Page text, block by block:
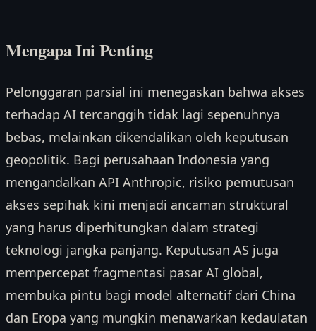
Mengapa Ini Penting
Pelonggaran parsial ini menegaskan bahwa akses
terhadap AI tercanggih tidak lagi sepenuhnya
bebas, melainkan dikendalikan oleh keputusan
geopolitik. Bagi perusahaan Indonesia yang
mengandalkan API Anthropic, risiko pemutusan
akses sepihak kini menjadi ancaman struktural
yang harus diperhitungkan dalam strategi
teknologi jangka panjang. Keputusan AS juga
mempercepat fragmentasi pasar AI global,
membuka pintu bagi model alternatif dari China
dan Eropa yang mungkin menawarkan kedaulatan